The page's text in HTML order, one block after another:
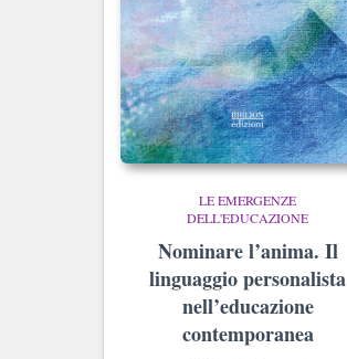
LE EMERGENZE
DELL'EDUCAZIONE
Nominare l’anima. Il
linguaggio personalista
nell’educazione
contemporanea